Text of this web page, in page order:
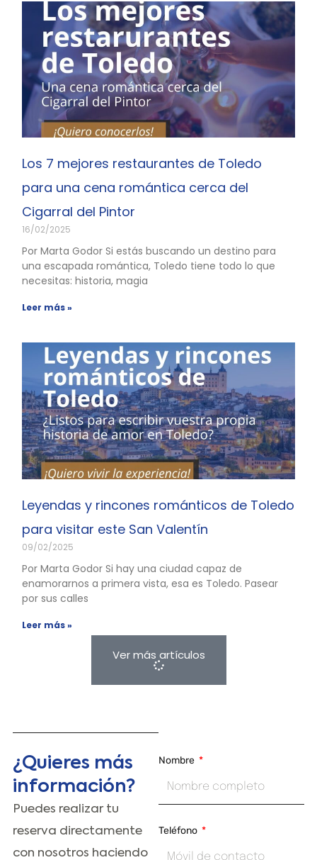
Los 7 mejores restaurantes de Toledo
para una cena romántica cerca del
Cigarral del Pintor
16/02/2025
Por Marta Godor Si estás buscando un destino para
una escapada romántica, Toledo tiene todo lo que
necesitas: historia, magia
Leer más »
Leyendas y rincones románticos de Toledo
para visitar este San Valentín
09/02/2025
Por Marta Godor Si hay una ciudad capaz de
enamorarnos a primera vista, esa es Toledo. Pasear
por sus calles
Leer más »
Ver más artículos
¿Quieres más
información?
Puedes realizar tu
reserva directamente
con nosotros haciendo
Nombre
Teléfono